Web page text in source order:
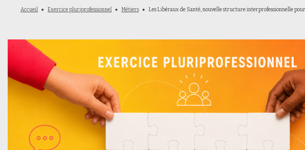
Fil
Accueil Exercice pluriprofessionnel Métiers Les Libéraux de Santé, nouvelle structure interprofessionnelle